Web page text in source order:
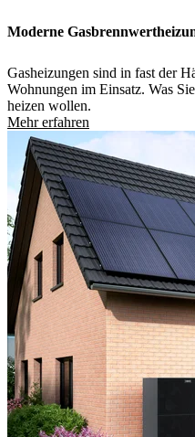
Moderne
Gasheizungen sind in fast der
Wohnungen im Einsatz. Was
heizen wollen.
Mehr erfahren